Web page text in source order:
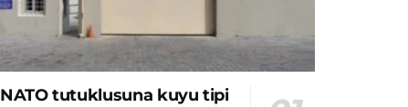
NATO tutuklusuna kuyu tipi